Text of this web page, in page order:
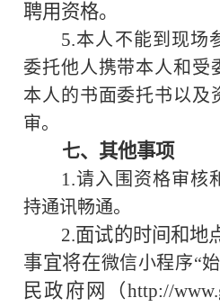
聘用资格。
5.本人不能到现场
委托他人携带本人和受
本人的书面委托书以及
审。
七、其他事项
1.请入围资格审核
持通讯畅通。
2.面试的时间和地
事宜将在微信小程序“
民政府网（http://